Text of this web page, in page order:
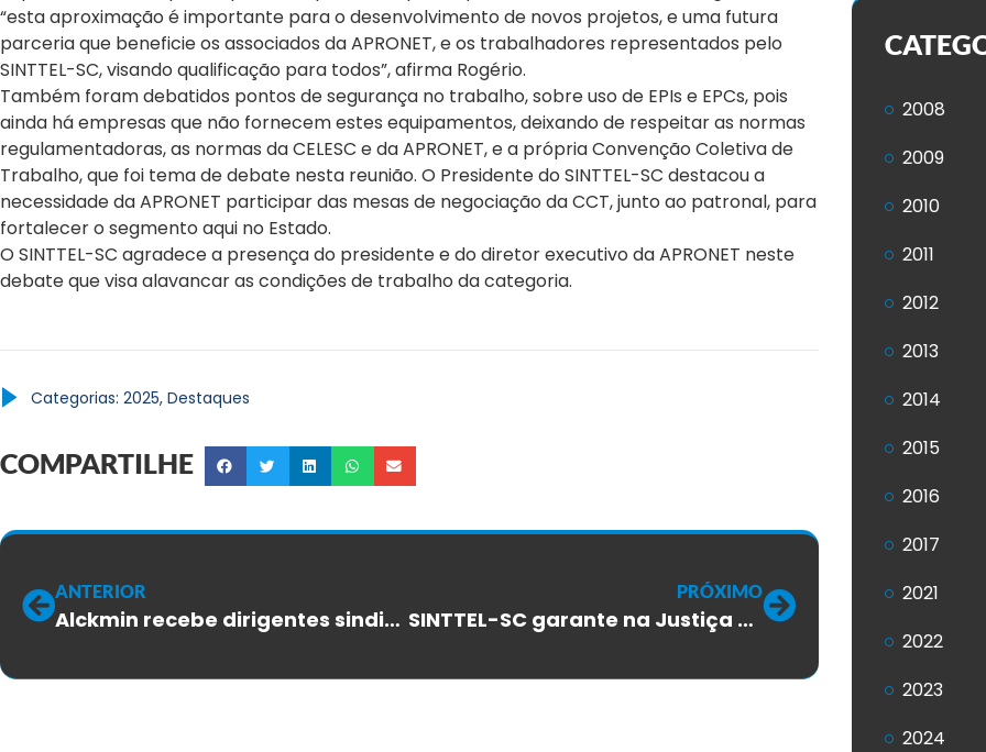
“esta aproximação é importante para o desenvolvimento de novos projetos, e uma futura
parceria que beneficie os associados da APRONET, e os trabalhadores representados pelo
SINTTEL-SC, visando qualificação para todos”, afirma Rogério.
Também foram debatidos pontos de segurança no trabalho, sobre uso de EPIs e EPCs, pois
ainda há empresas que não fornecem estes equipamentos, deixando de respeitar as normas
regulamentadoras, as normas da CELESC e da APRONET, e a própria Convenção Coletiva de
Trabalho, que foi tema de debate nesta reunião. O Presidente do SINTTEL-SC destacou a
necessidade da APRONET participar das mesas de negociação da CCT, junto ao patronal, para
fortalecer o segmento aqui no Estado.
O SINTTEL-SC agradece a presença do presidente e do diretor executivo da APRONET neste
debate que visa alavancar as condições de trabalho da categoria.
Categorias: 2025, Destaques
COMPARTILHE
ANTERIOR
Alckmin recebe dirigentes sindicais e empresas para debater futuro do setor de telecomunicações
PRÓXIMO
SINTTEL-SC garante na Justiça reintegração de cipeiro demitido pela TLP
2008
2009
2010
2011
2012
2013
2014
2015
2016
2017
2021
2022
2023
2024